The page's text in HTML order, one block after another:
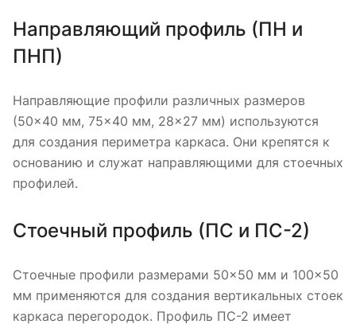
Направляющий профиль (ПН и
ПНП)
Направляющие профили различных размеров
(50×40 мм, 75×40 мм, 28×27 мм) используются
для создания периметра каркаса. Они крепятся к
основанию и служат направляющими для стоечных
профилей.
Стоечный профиль (ПС и ПС-2)
Стоечные профили размерами 50×50 мм и 100×50
мм применяются для создания вертикальных стоек
каркаса перегородок. Профиль ПС-2 имеет